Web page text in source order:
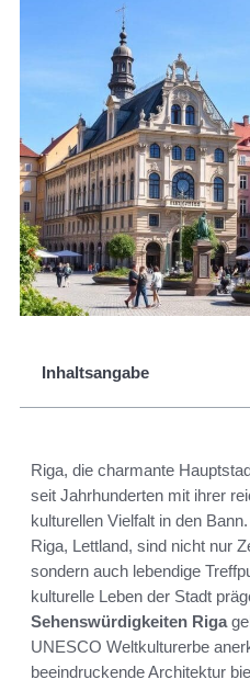
Inhaltsangabe
Riga, die charmante
seit Jahrhunderten mit ihrer
kulturellen Vielfalt in den
Riga, Lettland, sind nicht nur
sondern auch lebendige
kulturelle Leben der Stadt
Sehenswürdigkeiten Riga
UNESCO Weltkulturerbe
beeindruckende Architektur